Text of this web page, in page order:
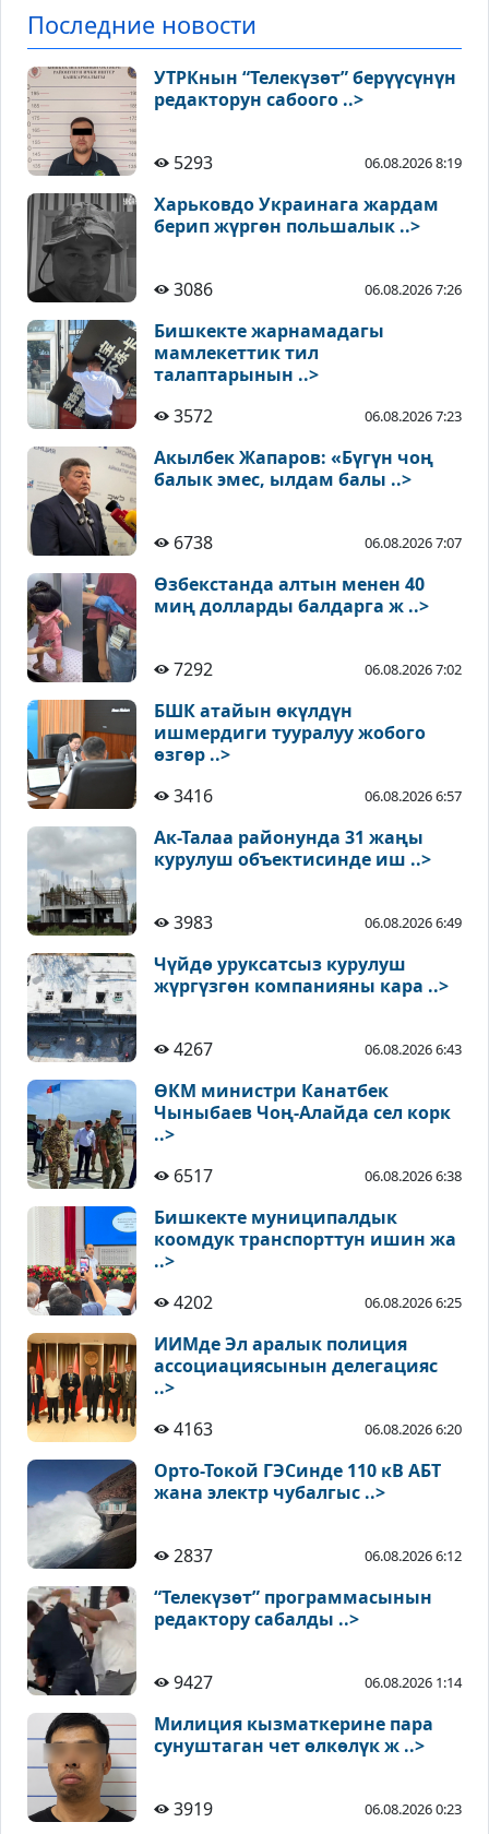
Последние новости
УТРКнын “Телекүзөт” берүүсүнүн
редакторун сабоого ..>
5293 06.08.2026 8:19
Харьковдо Украинага жардам
берип жүргөн польшалык ..>
3086 06.08.2026 7:26
Бишкекте жарнамадагы
мамлекеттик тил
талаптарынын ..>
3572
06.08.2026 7:23
Акылбек Жапаров: «Бүгүн чоң
балык эмес, ылдам балы ..>
6738 06.08.2026 7:07
Өзбекстанда алтын менен 40
миң долларды балдарга ж ..>
7292 06.08.2026 7:02
БШК атайын өкүлдүн
ишмердиги тууралуу жобого
өзгөр ..>
3416
06.08.2026 6:57
Ак-Талаа районунда 31 жаңы
курулуш объектисинде иш ..>
3983 06.08.2026 6:49
Чүйдө уруксатсыз курулуш
жүргүзгөн компанияны кара ..>
4267 06.08.2026 6:43
ӨКМ министри Канатбек
Чыныбаев Чоң-Алайда сел корк
..>
6517
06.08.2026 6:38
Бишкекте муниципалдык
коомдук транспорттун ишин жа
..>
4202
06.08.2026 6:25
ИИМде Эл аралык полиция
ассоциациясынын делегацияс
..>
4163
06.08.2026 6:20
Орто-Токой ГЭСинде 110 кВ АБТ
жана электр чубалгыс ..>
2837 06.08.2026 6:12
“Телекүзөт” программасынын
редактору сабалды ..>
9427 06.08.2026 1:14
Милиция кызматкерине пара
сунуштаган чет өлкөлүк ж ..>
3919 06.08.2026 0:23